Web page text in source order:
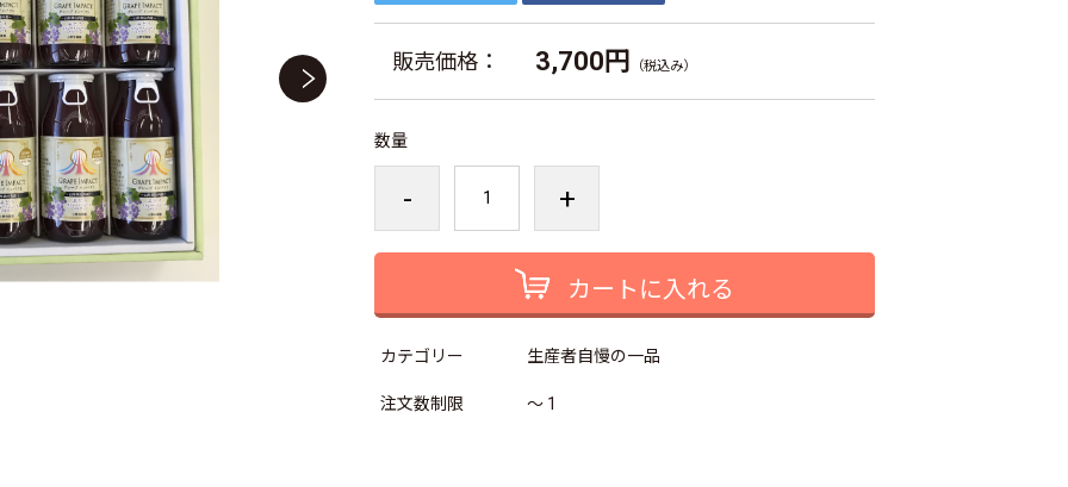
販売価格： 3,700円 （税込み）
数量
- +
カートに入れる
カテゴリー 生産者自慢の一品
注文数制限 ～ 1